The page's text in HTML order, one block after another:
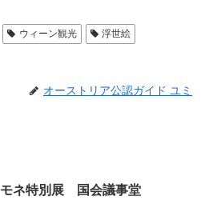
ウィーン観光
浮世絵
オーストリア公認ガイド ユミ
モネ特別展 国会議事堂